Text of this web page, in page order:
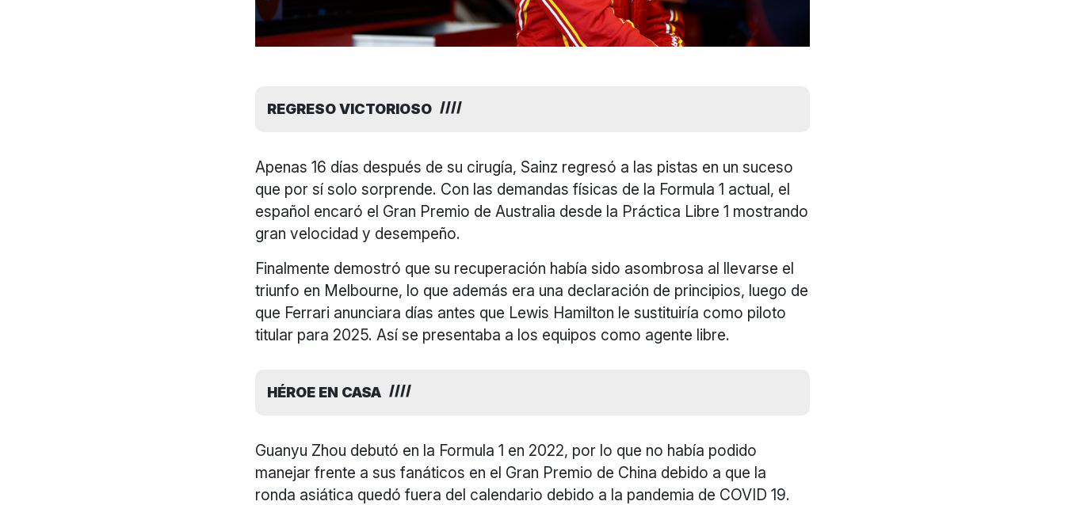
REGRESO VICTORIOSO
Apenas 16 días después de su cirugía, Sainz regresó a las pistas en un suceso
que por sí solo sorprende. Con las demandas físicas de la Formula 1 actual, el
español encaró el Gran Premio de Australia desde la Práctica Libre 1 mostrando
gran velocidad y desempeño.
Finalmente demostró que su recuperación había sido asombrosa al llevarse el
triunfo en Melbourne, lo que además era una declaración de principios, luego de
que Ferrari anunciara días antes que Lewis Hamilton le sustituiría como piloto
titular para 2025. Así se presentaba a los equipos como agente libre.
HÉROE EN CASA
Guanyu Zhou debutó en la Formula 1 en 2022, por lo que no había podido
manejar frente a sus fanáticos en el Gran Premio de China debido a que la
ronda asiática quedó fuera del calendario debido a la pandemia de COVID 19.